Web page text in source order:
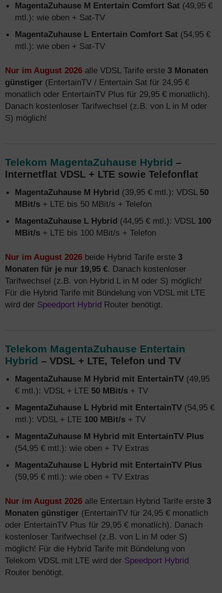
MagentaZuhause M Entertain Comfort Sat (49,95 €
mtl.): wie oben + Sat-TV
MagentaZuhause L Entertain Comfort Sat (54,95 €
mtl.): wie oben + Sat-TV
Nur im August 2026 alle VDSL Tarife erste 3 Monaten
günstiger (EntertainTV / Entertain Sat für 24,95 €
monatlich oder EntertainTV Plus für 29,95 € monatlich).
Danach kostenloser Tarifwechsel (z.B. von L in M oder
S) möglich!
Telekom MagentaZuhause Hybrid –
Internetflat VDSL + LTE sowie Telefonflat
MagentaZuhause M Hybrid (39,95 € mtl.): VDSL 50
MBit/s + LTE bis 50 MBit/s + Telefon
MagentaZuhause L Hybrid (44,95 € mtl.): VDSL 100
MBit/s + LTE bis 100 MBit/s + Telefon
Nur im August 2026 beide Hybrid Tarife erste 3
Monaten für je nur 19,95 €. Danach kostenloser
Tarifwechsel (z.B. von Hybrid L in M oder S) möglich!
Für die Hybrid Tarife mit Bündelung von VDSL mit LTE
wird der Speedport Hybrid Router benötigt.
Telekom MagentaZuhause Entertain
Hybrid – VDSL + LTE, Telefon und TV
MagentaZuhause M Hybrid mit EntertainTV (49,95
€ mtl.): VDSL + LTE 50 MBit/s + TV
MagentaZuhause L Hybrid mit EntertainTV (54,95 €
mtl.): VDSL + LTE 100 MBit/s + TV
MagentaZuhause M Hybrid mit EntertainTV Plus
(54,95 € mtl.): wie oben + TV Extras
MagentaZuhause L Hybrid mit EntertainTV Plus
(59,95 € mtl.): wie oben + TV Extras
Nur im August 2026 alle Entertain Hybrid Tarife erste 3
Monaten günstiger (EntertainTV für 24,95 € monatlich
oder EntertainTV Plus für 29,95 € monatlich). Danach
kostenloser Tarifwechsel (z.B. von L in M oder S)
möglich! Für die Hybrid Tarife mit Bündelung von
Telekom VDSL mit LTE wird der Speedport Hybrid
Router benötigt.